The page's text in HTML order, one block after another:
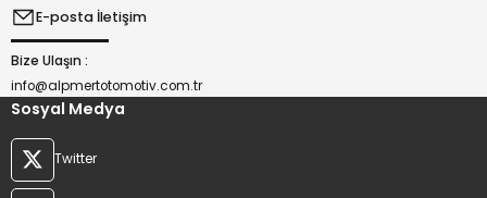
E-posta İletişim
Bize Ulaşın :
info@alpmertotomotiv.com.tr
Sosyal Medya
Twitter